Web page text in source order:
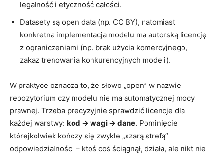
legalność i etyczność całości.
Datasety są open data (np. CC BY), natomiast
konkretna implementacja modelu ma autorską licencję
z ograniczeniami (np. brak użycia komercyjnego,
zakaz trenowania konkurencyjnych modeli).
W praktyce oznacza to, że słowo „open” w nazwie
repozytorium czy modelu nie ma automatycznej mocy
prawnej. Trzeba precyzyjnie sprawdzić licencje dla
każdej warstwy: kod → wagi → dane. Pominięcie
którejkolwiek kończy się zwykle „szarą strefą”
odpowiedzialności – ktoś coś ściągnął, działa, ale nikt nie